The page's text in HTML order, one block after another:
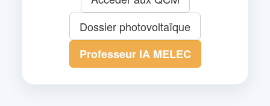
Dossier photovoltaïque
Professeur IA MELEC